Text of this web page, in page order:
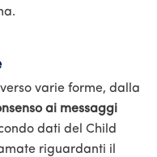
varie forme, dalla
ai messaggi
dati del Child
riguardanti il